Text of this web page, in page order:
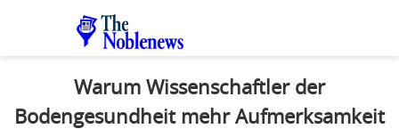
Warum Wissenschaftler der
Bodengesundheit mehr Aufmerksamkeit